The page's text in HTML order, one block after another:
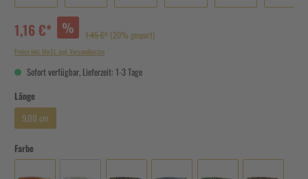
1,16 €* % 1,45 €* (20% gespart)
Preise inkl. MwSt. zzgl. Versandkosten
Sofort verfügbar, Lieferzeit: 1-3 Tage
Länge
9,00 cm
Farbe